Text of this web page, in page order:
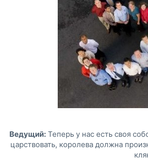
Ведущий:Теперь у нас есть своя
царствовать, королева должна